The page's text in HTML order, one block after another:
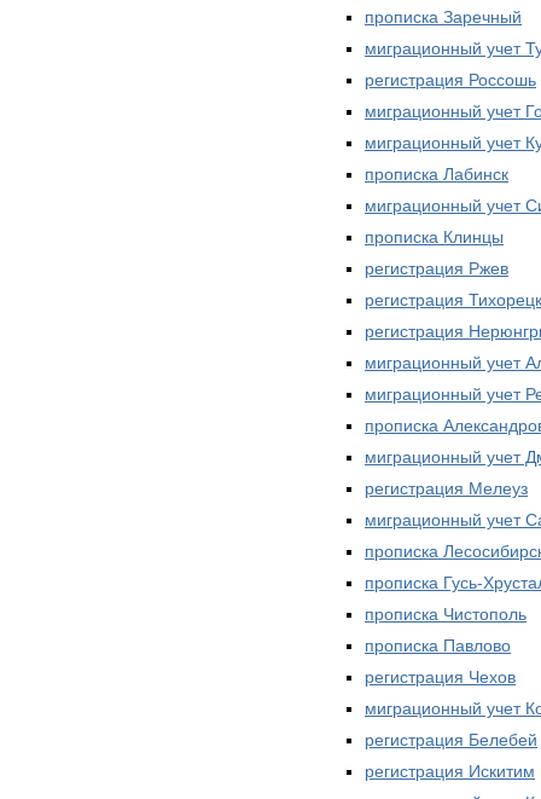
прописка Заречный
миграционный учет
регистрация Россошь
миграционный учет
миграционный учет
прописка Лабинск
миграционный учет
прописка Клинцы
регистрация Ржев
регистрация Тихорецк
регистрация
миграционный учет
миграционный учет
прописка
миграционный учет
регистрация Мелеуз
миграционный учет
прописка
прописка Гусь-
прописка Чистополь
прописка Павлово
регистрация Чехов
миграционный учет
регистрация Белебей
регистрация Искитим